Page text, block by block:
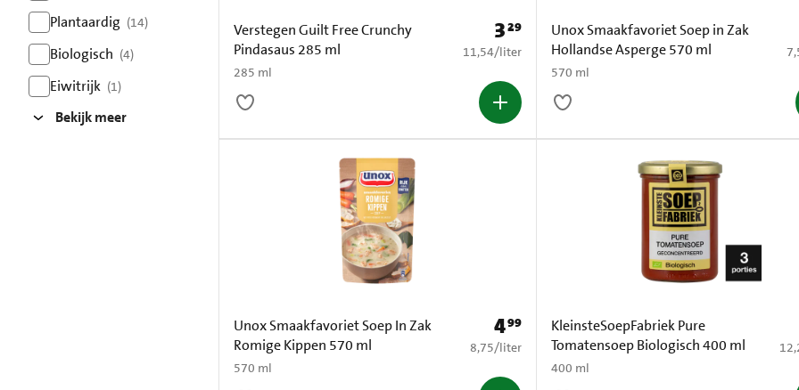
resultaten
Plantaardig (14)
resultaten
Biologisch (4)
resultaten
Eiwitrijk (1)
Bekijk meer
Verstegen Guilt Free Crunchy
Pindasaus 285 ml
285 ml
Prijs: € 3,29
329
€ 11,54 per liter
11,54/liter
Unox Smaakfavoriet Soep in Zak
Hollandse Asperge 570 ml
570 ml
€
Unox Smaakfavoriet Soep In Zak
Romige Kippen 570 ml
570 ml
Prijs: € 4,99
499
€ 8,75 per liter
8,75/liter
KleinsteSoepFabriek Pure
Tomatensoep Biologisch 400 ml
400 ml
€